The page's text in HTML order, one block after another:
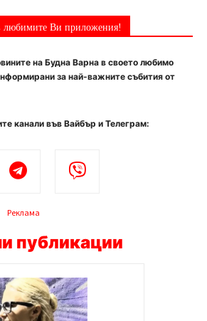
любимите Ви приложения!
на Будна Варна в своето любимо
за най-важните събития от
канали във Вайбър и Телеграм:
Реклама
публикации